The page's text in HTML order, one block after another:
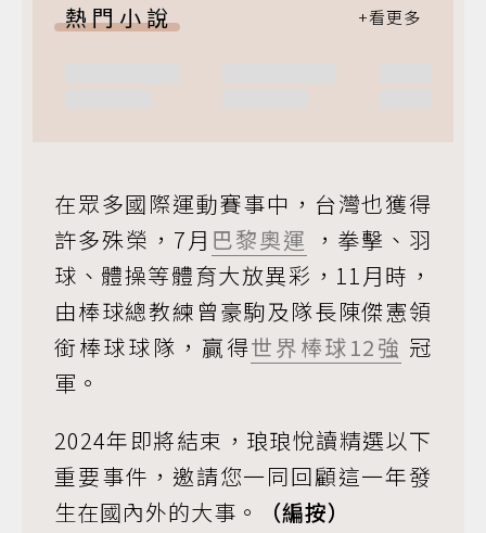
熱門小說
在眾多國際運動賽事中，台灣也獲得
許多殊榮，7月 巴黎奧運 ，拳擊、羽
球、體操等體育大放異彩，11月時，
由棒球總教練曾豪駒及隊長陳傑憲領
銜棒球球隊，贏得世界棒球12強 冠
軍。
2024年即將結束，琅琅悅讀精選以下
重要事件，邀請您一同回顧這一年發
生在國內外的大事。
（編按）